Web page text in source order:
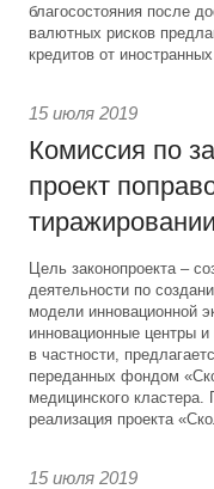
благосостояния после
валютных рисков
кредитов от
15 июля 2019
Комиссия по
проект
Цель законопроекта –
деятельности по
модели инновационной
инновационные центры и
в частности,
переданных фондом
медицинского
реализация проекта
15 июля 2019